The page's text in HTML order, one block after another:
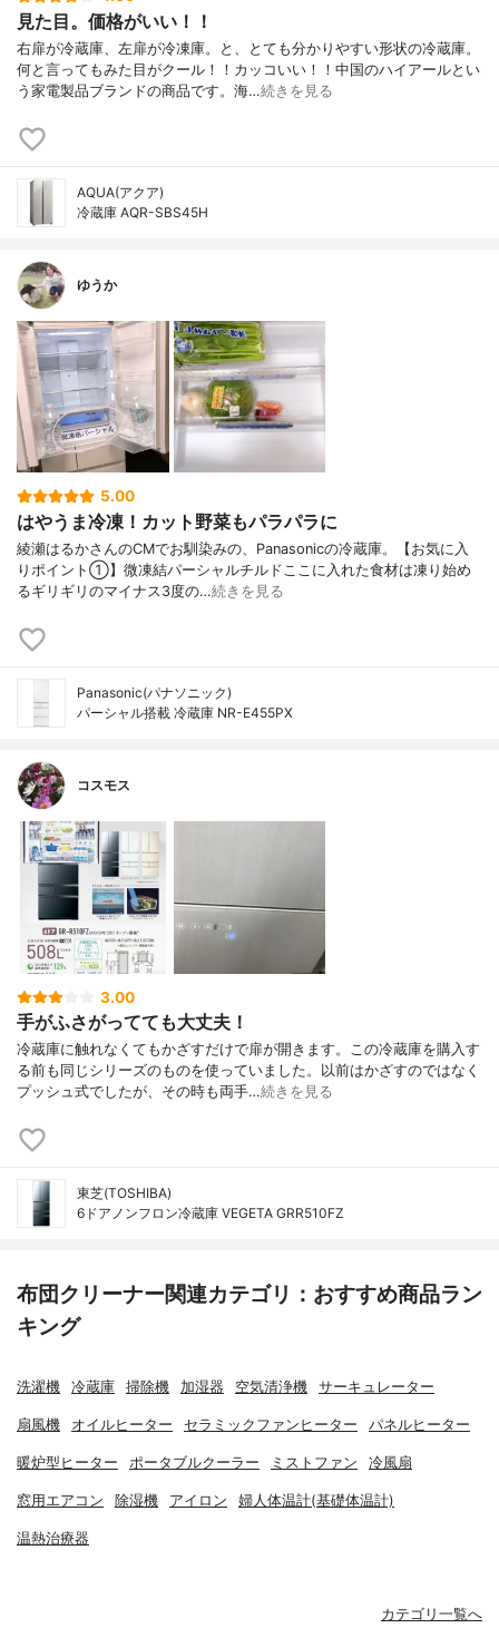
見た目。価格がいい！！
右扉が冷蔵庫、左扉が冷凍庫。と、とても分かりやすい形状の冷蔵庫。
何と言ってもみた目がクール！！カッコいい！！中国のハイアールとい
う家電製品ブランドの商品です。海…続きを見る
AQUA(アクア)
冷蔵庫 AQR-SBS45H
ゆうか
5.00
はやうま冷凍！カット野菜もパラパラに
綾瀬はるかさんのCMでお馴染みの、Panasonicの冷蔵庫。【お気に入
りポイント①】微凍結パーシャルチルドここに入れた食材は凍り始め
るギリギリのマイナス3度の…続きを見る
Panasonic(パナソニック)
パーシャル搭載 冷蔵庫 NR-E455PX
コスモス
3.00
手がふさがってても大丈夫！
冷蔵庫に触れなくてもかざすだけで扉が開きます。この冷蔵庫を購入す
る前も同じシリーズのものを使っていました。以前はかざすのではなく
プッシュ式でしたが、その時も両手…続きを見る
東芝(TOSHIBA)
6ドアノンフロン冷蔵庫 VEGETA GRR510FZ
布団クリーナー関連カテゴリ：おすすめ商品ラン
キング
洗濯機 冷蔵庫 掃除機 加湿器 空気清浄機 サーキュレーター
扇風機 オイルヒーター セラミックファンヒーター パネルヒーター
暖炉型ヒーター ポータブルクーラー ミストファン 冷風扇
窓用エアコン 除湿機 アイロン 婦人体温計(基礎体温計)
温熱治療器
カテゴリ一覧へ